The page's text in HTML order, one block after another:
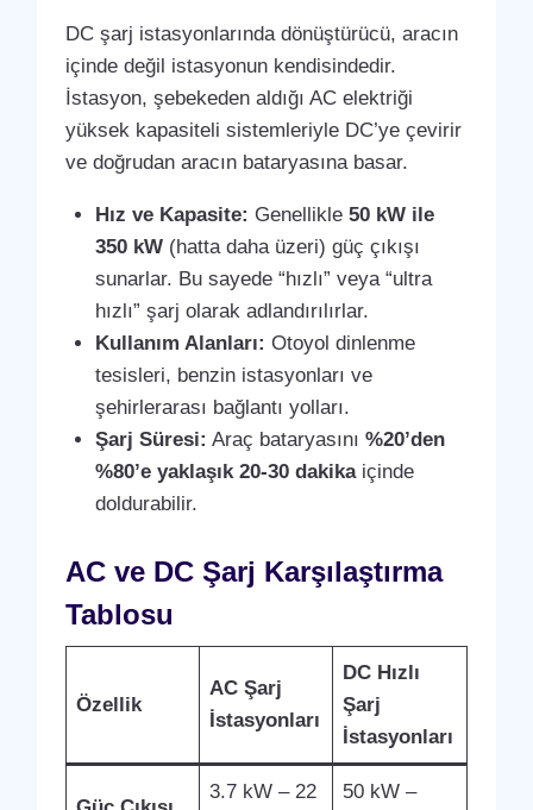
DC şarj istasyonlarında dönüştürücü, aracın
içinde değil istasyonun kendisindedir.
İstasyon, şebekeden aldığı AC elektriği
yüksek kapasiteli sistemleriyle DC’ye çevirir
ve doğrudan aracın bataryasına basar.
Hız ve Kapasite: Genellikle50 kW ile
350 kW (hatta daha üzeri) güç çıkışı
sunarlar. Bu sayede “hızlı” veya “ultra
hızlı” şarj olarak adlandırılırlar.
Kullanım Alanları: Otoyol dinlenme
tesisleri, benzin istasyonları ve
şehirlerarası bağlantı yolları.
Şarj Süresi: Araç bataryasını%20’den
%80’e yaklaşık 20-30 dakikaiçinde
doldurabilir.
AC ve DC Şarj Karşılaştırma
Tablosu
Özellik
AC Şarj
İstasyonları
DC Hızlı
Şarj
İstasyonları
3.7 kW – 22 50 kW –